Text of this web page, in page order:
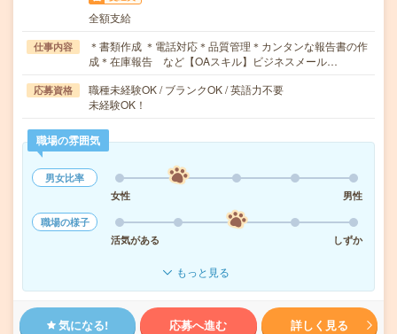
全額支給
仕事内容
＊書類作成 ＊電話対応＊品質管理＊カンタンな報告書の作
成＊在庫報告 など【OAスキル】ビジネスメール…
応募資格
職種未経験OK / ブランクOK / 英語力不要
未経験OK！
職場の雰囲気
男女比率
女性
男性
職場の様子
活気がある
しずか
もっと見る
気になる! 応募へ進む 詳しく見る